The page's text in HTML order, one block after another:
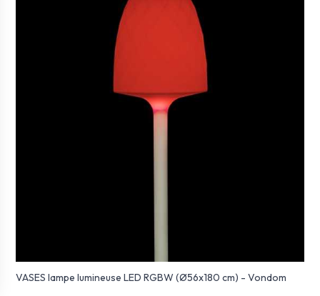
VASES lampe lumineuse LED RGBW (Ø56x180 cm) - Vondom